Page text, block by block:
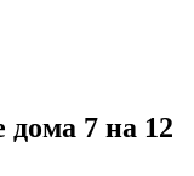
7 на 12